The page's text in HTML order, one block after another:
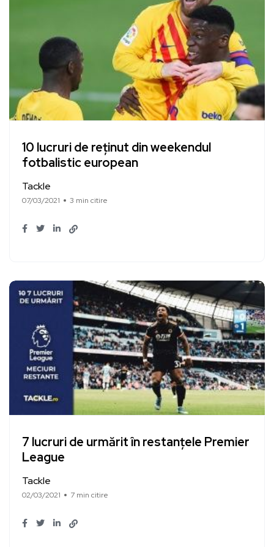
10 lucruri de reținut din weekendul
fotbalistic european
Tackle
07/03/2021 3 min citire
7 lucruri de urmărit în restanțele Premier
League
Tackle
02/03/2021 7 min citire